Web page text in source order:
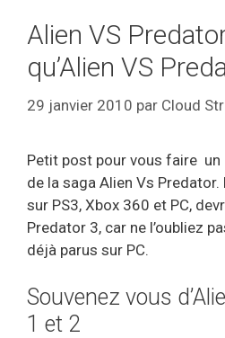
Alien VS
qu’Alien VS
29 janvier 2010 par Cloud
Petit post pour vous faire
de la saga Alien Vs
sur PS3, Xbox 360 et PC,
Predator 3, car ne l’oubliez
déjà parus sur PC.
Souvenez vous
1 et 2